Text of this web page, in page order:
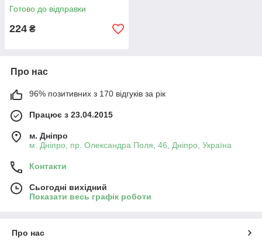
Готово до відправки
224 ₴
Про нас
96% позитивних з 170 відгуків за рік
Працює з 23.04.2015
м. Дніпро
м. Дніпро, пр. Олександра Поля, 46, Дніпро, Україна
Контакти
Сьогодні вихідний
Показати весь графік роботи
Про нас